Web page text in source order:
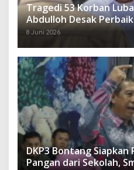
Tragedi 53 Korban
Abdulloh Desak
8 Juni 2026
DKP3 Bontang
Pangan dari Sekolah,